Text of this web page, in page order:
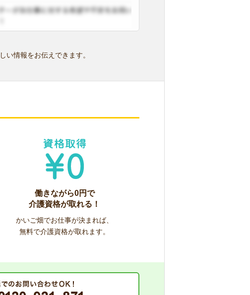
い情報をお伝えできます。
働きながら0円で
介護資格が取れる！
かいご畑でお仕事が決まれば、
無料で介護資格が取れます。